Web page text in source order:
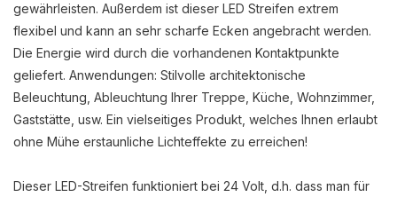
gewährleisten. Außerdem ist dieser LED Streifen extrem
flexibel und kann an sehr scharfe Ecken angebracht werden.
Die Energie wird durch die vorhandenen Kontaktpunkte
geliefert. Anwendungen: Stilvolle architektonische
Beleuchtung, Ableuchtung Ihrer Treppe, Küche, Wohnzimmer,
Gaststätte, usw. Ein vielseitiges Produkt, welches Ihnen erlaubt
ohne Mühe erstaunliche Lichteffekte zu erreichen!
Dieser LED-Streifen funktioniert bei 24 Volt, d.h. dass man für